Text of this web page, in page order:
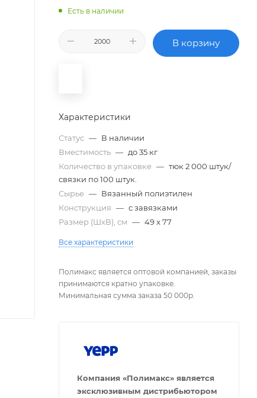
Есть в наличии
В корзину
Характеристики
Статус — В наличии
Вместимость — до 35 кг
Количество в упаковке — тюк 2 000 штук/
связки по 100 штук.
Сырье — Вязанный полиэтилен
Конструкция — с завязками
Размер (ШxВ), см — 49 x 77
Все характеристики
Полимакс является оптовой компанией, заказы
принимаются кратно упаковке.
Минимальная сумма заказа 50 000р.
Компания «Полимакс» является
эксклюзивным дистрибьютором